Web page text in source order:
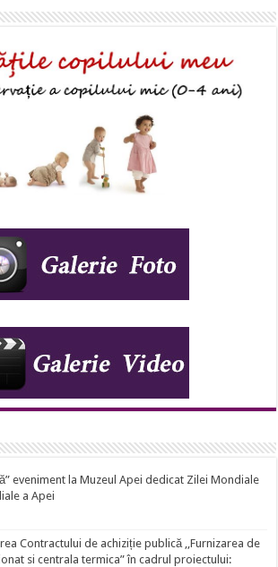
eveniment la Muzeul Apei dedicat Zilei Mondiale
a Apei
Contractului de achiziție publică ,,Furnizarea de
si centrala termica” în cadrul proiectului: